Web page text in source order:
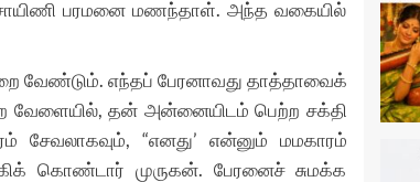
பரமனை மணந்தாள். அந்த வகையில்
வேண்டும். எந்தப் பேரனாவது தாத்தாவைக்
வேளையில், தன் அன்னையிடம் பெற்ற சக்தி
“எனது’ என்னும் மமகாரம்
கொண்டார் முருகன். பேரனைச் சுமக்க